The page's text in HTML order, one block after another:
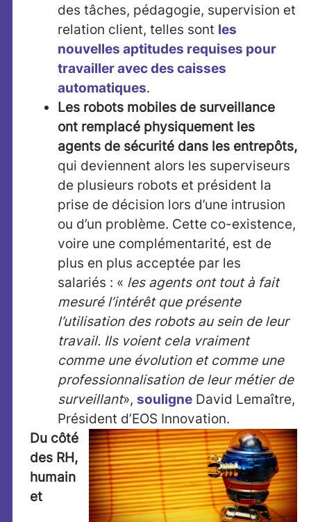
des tâches, pédagogie, supervision et
relation client, telles sont les
nouvelles aptitudes requises pour
travailler avec des caisses
automatiques.
Les robots mobiles de surveillance
ont remplacé physiquement les
agents de sécurité dans les entrepôts,
qui deviennent alors les superviseurs
de plusieurs robots et président la
prise de décision lors d’une intrusion
ou d’un problème. Cette co-existence,
voire une complémentarité, est de
plus en plus acceptée par les
salariés : « les agents ont tout à fait
mesuré l’intérêt que présente
l’utilisation des robots au sein de leur
travail. Ils voient cela vraiment
comme une évolution et comme une
professionnalisation de leur métier de
surveillant», souligne David Lemaître,
Président d’EOS Innovation.
Du côté
des RH,
humain
et